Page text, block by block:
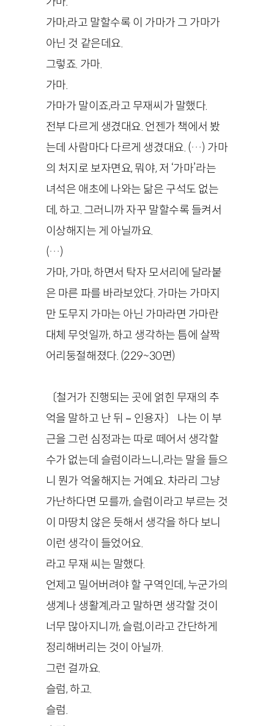
가마,라고 말할수록 이 가마가 그 가마가
아닌 것 같은데요.
그렇죠. 가마.
가마.
가마가 말이죠,라고 무재씨가 말했다.
전부 다르게 생겼대요. 언젠가 책에서 봤
는데 사람마다 다르게 생겼대요. (…) 가마
의 처지로 보자면요, 뭐야, 저 ‘가마’라는
녀석은 애초에 나와는 닮은 구석도 없는
데, 하고. 그러니까 자꾸 말할수록 들켜서
이상해지는 게 아닐까요.
(…)
가마, 가마, 하면서 탁자 모서리에 달라붙
은 마른 파를 바라보았다. 가마는 가마지
만 도무지 가마는 아닌 가마라면 가마란
대체 무엇일까, 하고 생각하는 틈에 살짝
어리둥절해졌다. (229~30면)
〔철거가 진행되는 곳에 얽힌 무재의 추
억을 말하고 난 뒤－인용자〕 나는 이 부
근을 그런 심정과는 따로 떼어서 생각할
수가 없는데 슬럼이라느니,라는 말을 들으
니 뭔가 억울해지는 거예요. 차라리 그냥
가난하다면 모를까, 슬럼이라고 부르는 것
이 마땅치 않은 듯해서 생각을 하다 보니
이런 생각이 들었어요.
라고 무재 씨는 말했다.
언제고 밀어버려야 할 구역인데, 누군가의
생계나 생활계,라고 말하면 생각할 것이
너무 많아지니까, 슬럼,이라고 간단하게
정리해버리는 것이 아닐까.
그런 걸까요.
슬럼, 하고.
슬럼.